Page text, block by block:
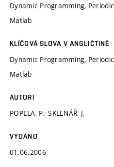
Dynamic Programming,
Matlab
KLÍČOVÁ SLOVA V ANGLIČTINĚ
Dynamic Programming,
Matlab
AUTOŘI
POPELA, P.; SKLENÁŘ, J.
VYDÁNO
01.06.2006